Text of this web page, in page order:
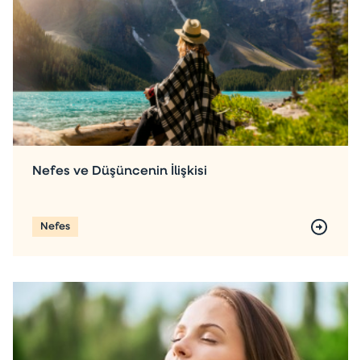
Nefes ve Düşüncenin İlişkisi
Nefes